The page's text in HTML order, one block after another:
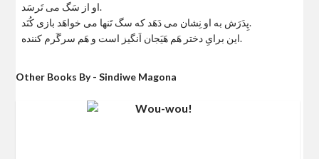
او از سَگ می تَرسَد.
پِدَرَش به او نِشان می دَهَد که سگ تَنها می خواهَد بازی کُنَد.
این برایِ دختر هَم هَیَجان اَنگیز است و هَم سرگَرم کننده.
Other Books By - Sindiwe Magona